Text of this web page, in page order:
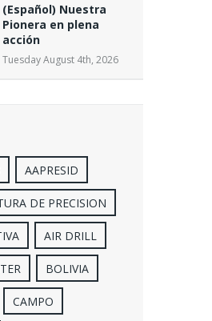
(Español) Nuestra
Pionera en plena
acción
Tuesday August 4th, 2026
AAPRESID
DE PRECISION
AIR DRILL
BOLIVIA
CAMPO